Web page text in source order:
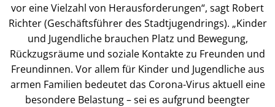
vor eine Vielzahl von Herausforderungen“, sagt Robert
Richter (Geschäftsführer des Stadtjugendrings). „Kinder
und Jugendliche brauchen Platz und Bewegung,
Rückzugsräume und soziale Kontakte zu Freunden und
Freundinnen. Vor allem für Kinder und Jugendliche aus
armen Familien bedeutet das Corona-Virus aktuell eine
besondere Belastung – sei es aufgrund beengter